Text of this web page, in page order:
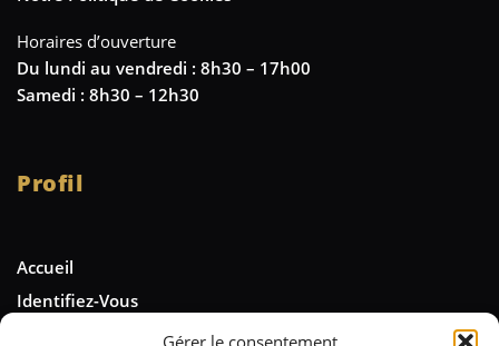
Gérer le consentement
Horaires d’ouverture
Du lundi au vendredi : 8h30 – 17h00
Samedi : 8h30 – 12h30
Profil
Accueil
Identifiez-Vous